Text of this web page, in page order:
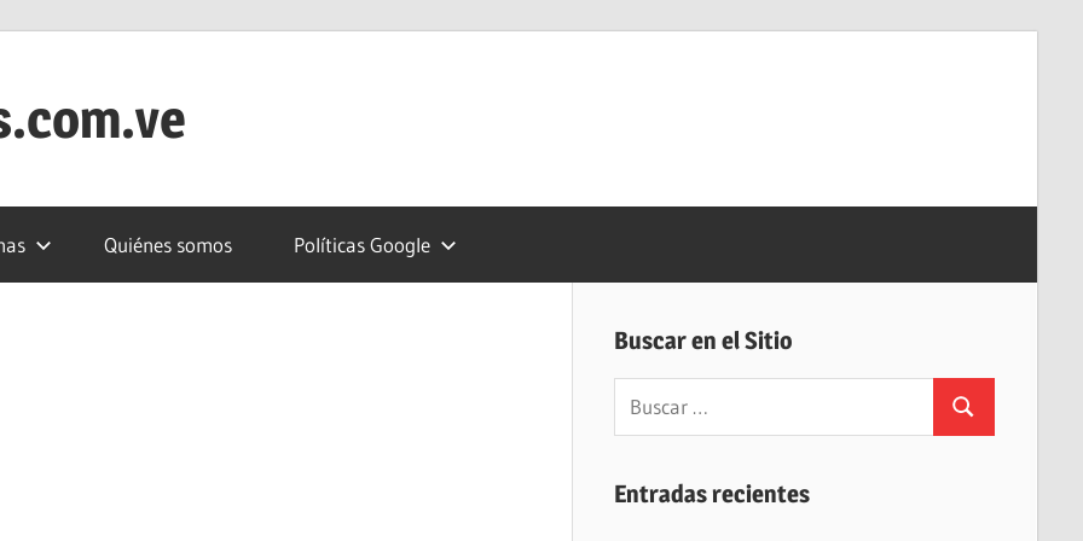
Quiénes somos Políticas Google
Buscar en el Sitio
Buscar:
Buscar
Entradas recientes